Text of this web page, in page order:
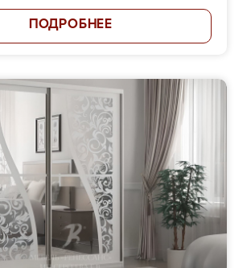
ПОДРОБНЕЕ